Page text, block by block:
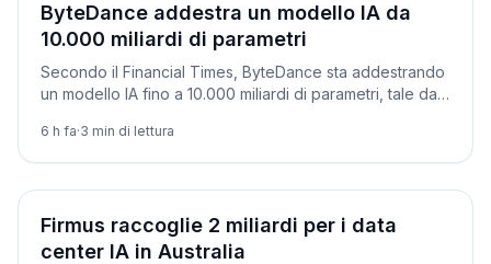
Aziende
ByteDance addestra un modello IA da
10.000 miliardi di parametri
Secondo il Financial Times, ByteDance sta addestrando
un modello IA fino a 10.000 miliardi di parametri, tale da
6 h fa·3 min di lettura
Aziende
Firmus raccoglie 2 miliardi per i data
center IA in Australia